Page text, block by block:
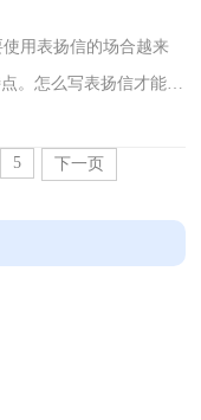
用表扬信的场合越来
。怎么写表扬信才能避
，欢迎大家...
5
下一页